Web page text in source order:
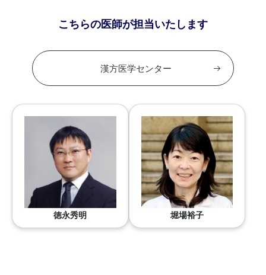
こちらの医師が担当いたします
漢方医学センター
徳永秀明 堀場裕子